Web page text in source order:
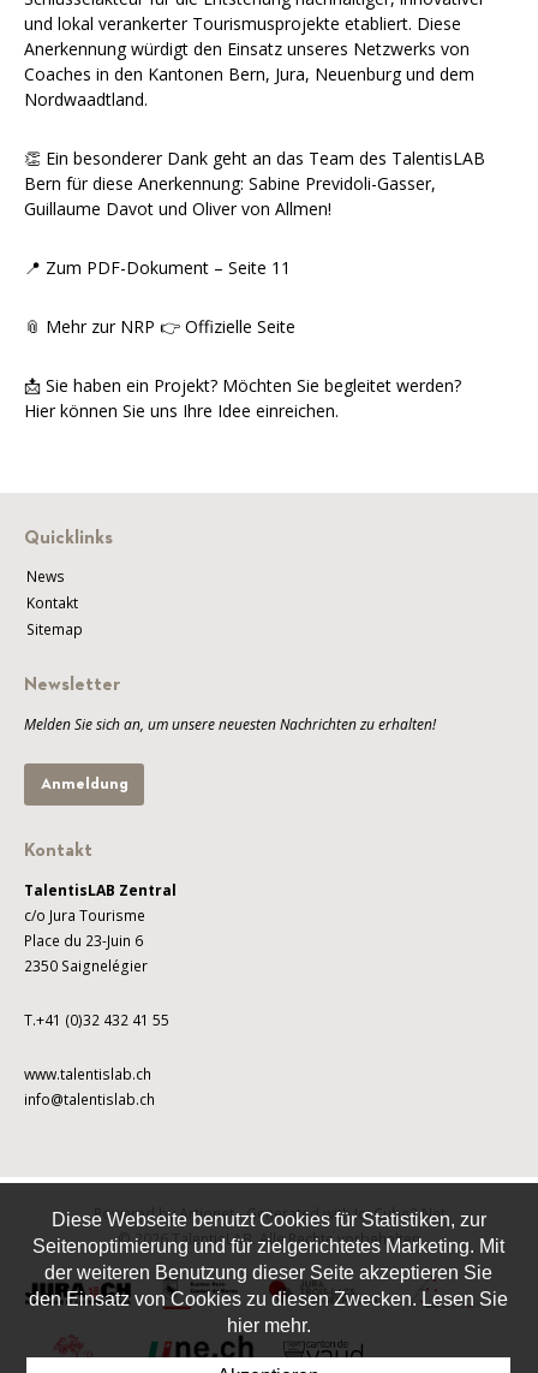
und lokal verankerter Tourismusprojekte etabliert. Diese
Anerkennung würdigt den Einsatz unseres Netzwerks von
Coaches in den Kantonen Bern, Jura, Neuenburg und dem
Nordwaadtland.
👏 Ein besonderer Dank geht an das Team des TalentisLAB
Bern für diese Anerkennung: Sabine Previdoli-Gasser,
Guillaume Davot und Oliver von Allmen!
📍 Zum PDF-Dokument – Seite 11
📎 Mehr zur NRP 👉 Offizielle Seite
📩 Sie haben ein Projekt? Möchten Sie begleitet werden?
Hier können Sie uns Ihre Idee einreichen.
Quicklinks
News
Kontakt
Sitemap
Newsletter
Melden Sie sich an, um unsere neuesten Nachrichten zu erhalten!
Anmeldung
Kontakt
TalentisLAB Zentral
c/o Jura Tourisme
Place du 23-Juin 6
2350 Saignelégier
T.+41 (0)32 432 41 55
www.talentislab.ch
info@talentislab.ch
Powered by Artionet-Generated with IceCube2.Net
© 2026 TalentisLAB. Alle Rechte vorbehalten
Diese Webseite benutzt Cookies für Statistiken, zur
Seitenoptimierung und für zielgerichtetes Marketing. Mit
der weiteren Benutzung dieser Seite akzeptieren Sie
den Einsatz von Cookies zu diesen Zwecken. Lesen Sie
hier mehr.